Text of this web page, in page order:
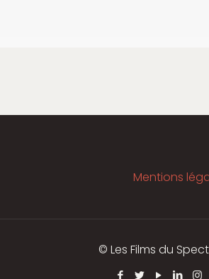
Mentions
© Les Films du